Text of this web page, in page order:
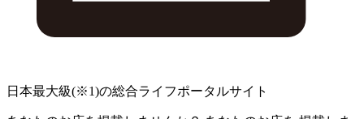
日本最大級(※1)の総合ライフポータルサイト